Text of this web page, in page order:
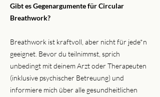
Gibt es Gegenargumente für Circular
Breathwork?
Breathwork ist kraftvoll, aber nicht für jede*n
geeignet. Bevor du teilnimmst, sprich
unbedingt mit deinem Arzt oder Therapeuten
(inklusive psychischer Betreuung) und
informiere mich über alle gesundheitlichen